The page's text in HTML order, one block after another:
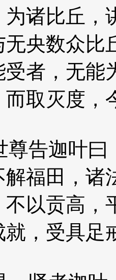
为诸比丘，
无央数众比
受者，无
取灭度，
告迦叶曰
福田，诸
不以贡高，
，受具足